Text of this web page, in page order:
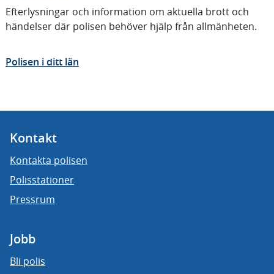
Efterlysningar och information om aktuella brott och
händelser där polisen behöver hjälp från allmänheten.
Polisen i ditt län
Kontakt
Kontakta polisen
Polisstationer
Pressrum
Jobb
Bli polis